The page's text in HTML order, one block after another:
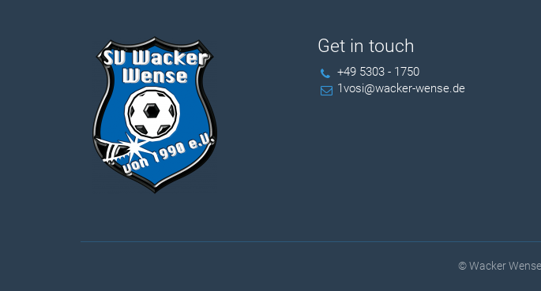
Get in touch
+49 5303 - 1750
1vosi@wacker-wense.de
© Wacker